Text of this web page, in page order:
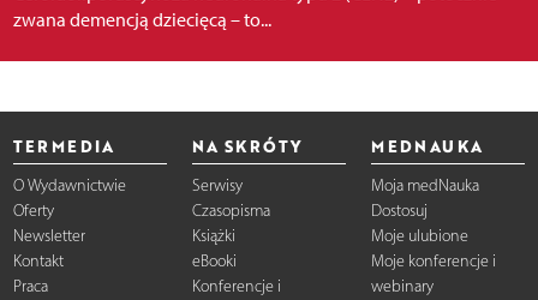
zwana demencją dziecięcą – to...
TERMEDIA
O Wydawnictwie
Oferty
Newsletter
Kontakt
Praca
NA SKRÓTY
Serwisy
Czasopisma
Książki
eBooki
Konferencje i
MEDNAUKA
Moja medNauka
Dostosuj
Moje ulubione
Moje konferencje i
webinary